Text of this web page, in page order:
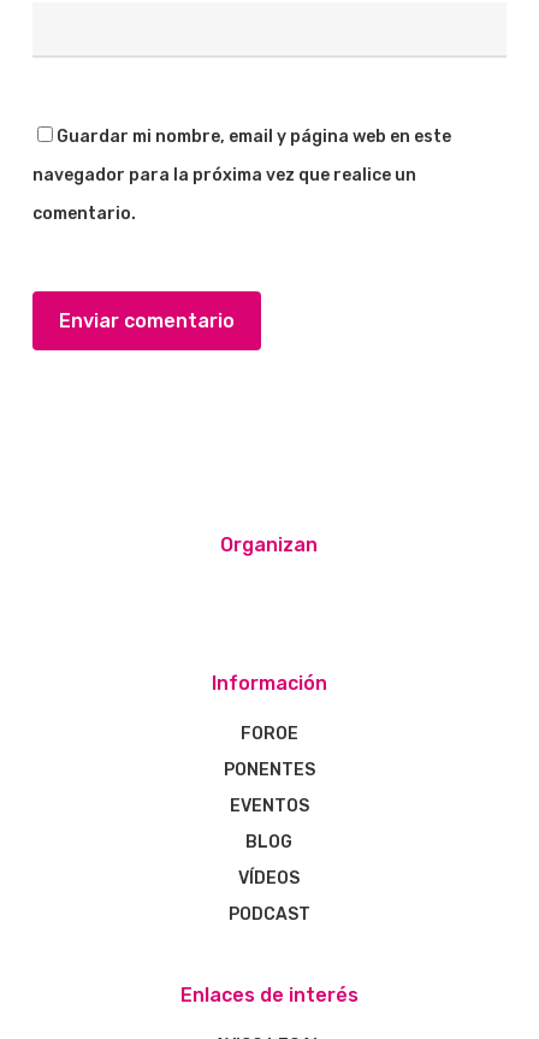
Guardar mi nombre, email y página web en este
navegador para la próxima vez que realice un
comentario.
Organizan
Información
FOROE
PONENTES
EVENTOS
BLOG
VÍDEOS
PODCAST
Enlaces de interés